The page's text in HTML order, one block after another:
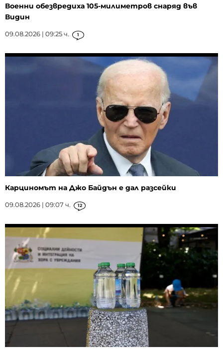
Военни обезвредиха 105-милиметров снаряд във
Видин
09.08.2026 | 09:25 ч. 1
Карциномът на Джо Байдън е дал разсейки
09.08.2026 | 09:07 ч. 12